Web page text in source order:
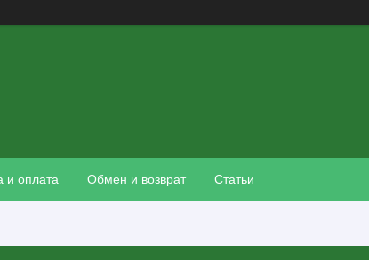
и оплата Обмен и возврат Статьи